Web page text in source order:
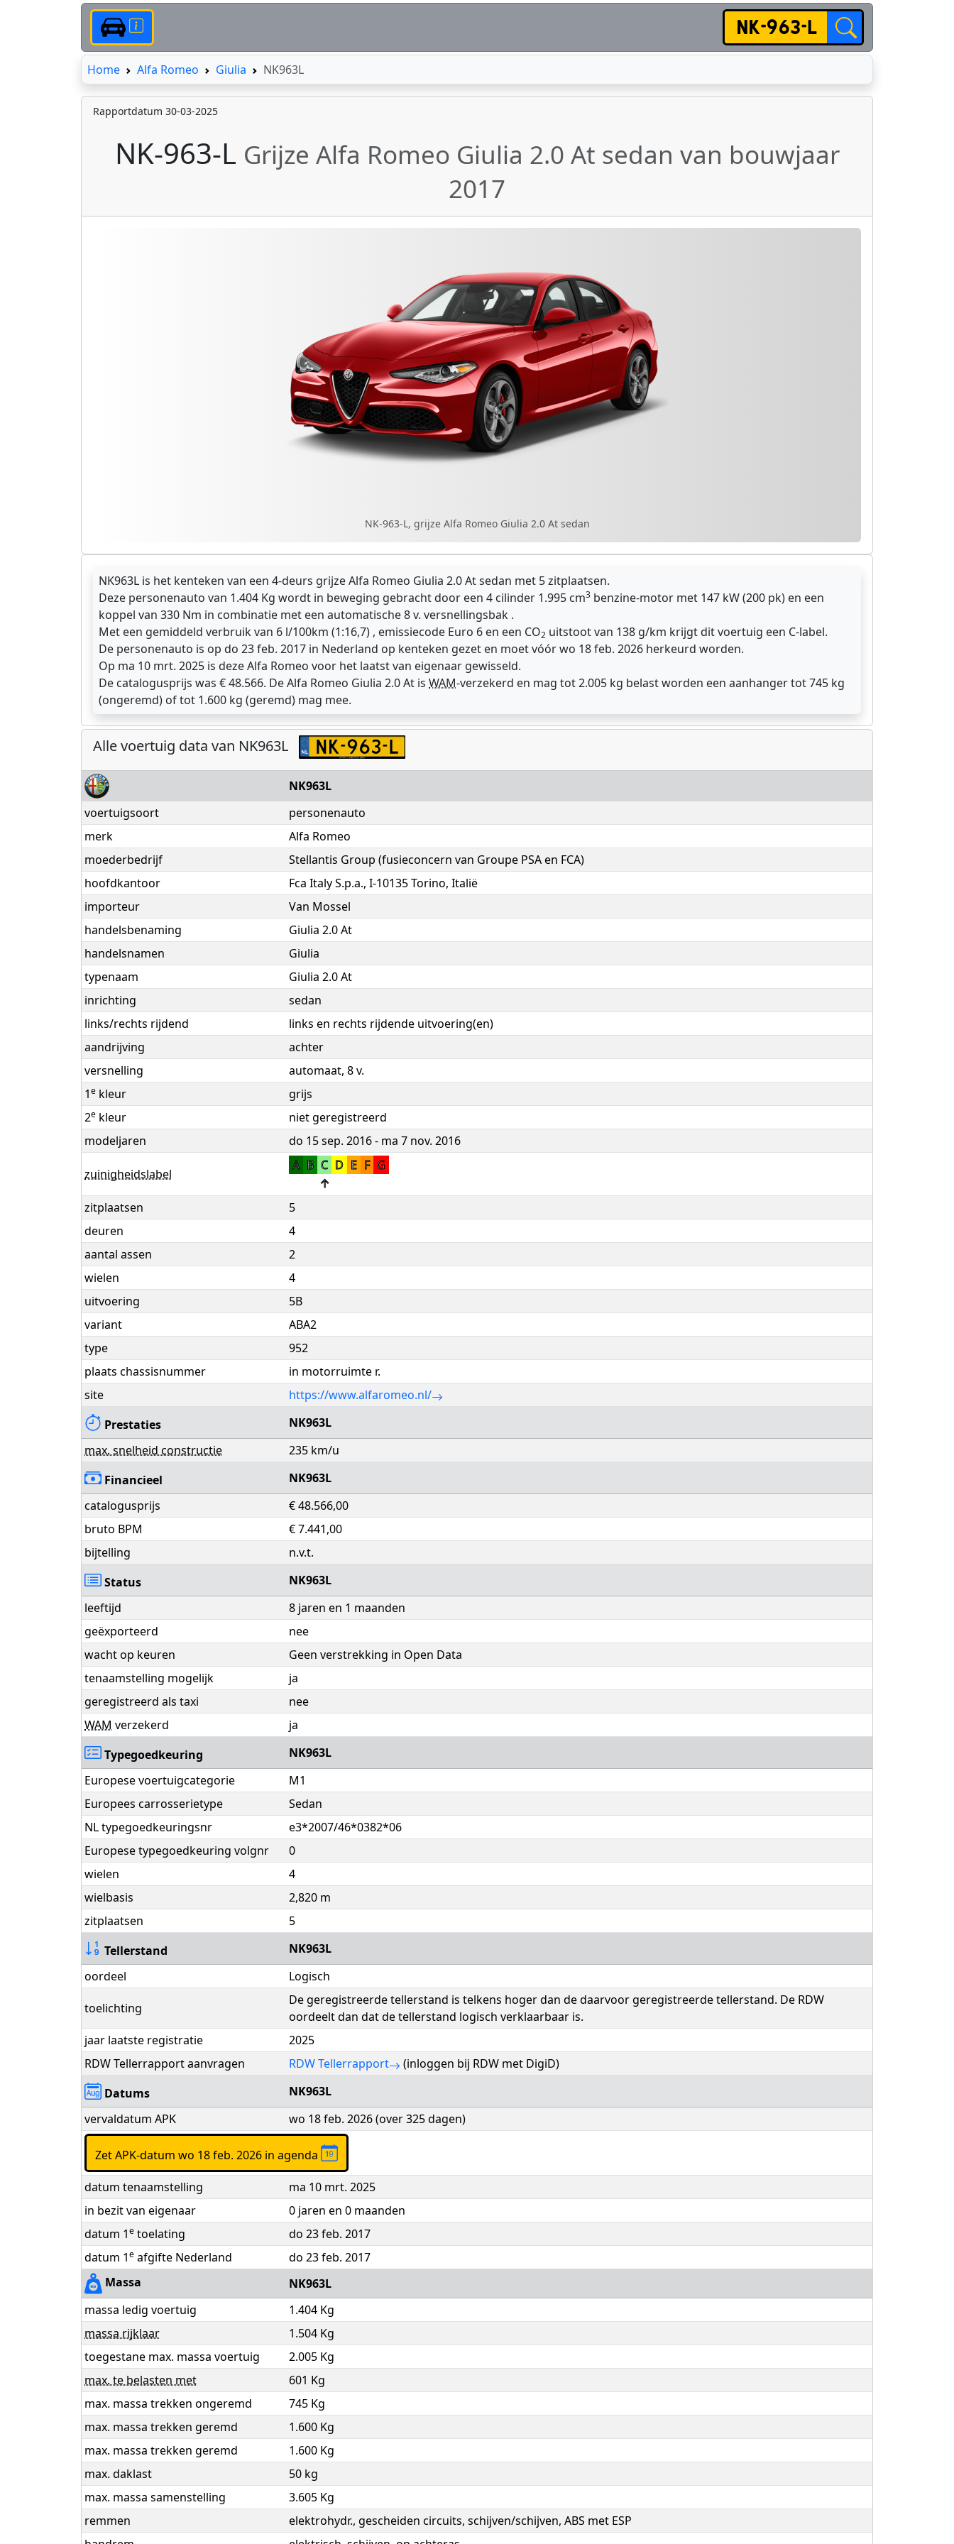
HomeHomeAlfa Romeo Giulia NK963L
Rapportdatum 30-03-2025
NK-963-L Grijze Alfa Romeo Giulia 2.0 At sedan van bouwjaar
2017
NK-963-L, grijze Alfa Romeo Giulia 2.0 At sedan
NK963L is het kenteken van een 4-deurs grijze Alfa Romeo Giulia 2.0 At sedan met 5 zitplaatsen.
Deze personenauto van 1.404 Kg wordt in beweging gebracht door een 4 cilinder 1.995 cm3 benzine-motor met 147 kW (200 pk) en een
koppel van 330 Nm in combinatie met een automatische 8 v. versnellingsbak .
Met een gemiddeld verbruik van 6 l/100km (1:16,7) , emissiecode Euro 6 en een CO2 uitstoot van 138 g/km krijgt dit voertuig een C-label.
De personenauto is op do 23 feb. 2017 in Nederland op kenteken gezet en moet vóór wo 18 feb. 2026 herkeurd worden.
Op ma 10 mrt. 2025 is deze Alfa Romeo voor het laatst van eigenaar gewisseld.
De catalogusprijs was € 48.566. De Alfa Romeo Giulia 2.0 At is WAM-verzekerd en mag tot 2.005 kg belast worden een aanhanger tot 745 kg
(ongeremd) of tot 1.600 kg (geremd) mag mee.
Alle voertuig data van NK963L
NK963L
voertuigsoort
personenauto
merk
Alfa Romeo
moederbedrijf
Stellantis Group (fusieconcern van Groupe PSA en FCA)
hoofdkantoor
Fca Italy S.p.a., I-10135 Torino, Italië
importeur
Van Mossel
handelsbenaming
Giulia 2.0 At
handelsnamen
Giulia
typenaam
Giulia 2.0 At
inrichting
sedan
links/rechts rijdend
links en rechts rijdende uitvoering(en)
aandrijving
achter
versnelling
automaat, 8 v.
1e kleur
grijs
2e kleur
niet geregistreerd
modeljaren
do 15 sep. 2016 - ma 7 nov. 2016
zuinigheidslabel
A B C D E F G
↑
zitplaatsen
5
deuren
4
aantal assen
2
wielen
4
uitvoering
5B
variant
ABA2
type
952
plaats chassisnummer
in motorruimte r.
site
https://www.alfaromeo.nl/
Prestaties
NK963L
max. snelheid constructie
235 km/u
Financieel
NK963L
catalogusprijs
€ 48.566,00
bruto BPM
€ 7.441,00
bijtelling
n.v.t.
Status
NK963L
leeftijd
8 jaren en 1 maanden
geëxporteerd
nee
wacht op keuren
Geen verstrekking in Open Data
tenaamstelling mogelijk
ja
geregistreerd als taxi
nee
WAM verzekerd
ja
Typegoedkeuring
NK963L
Europese voertuigcategorie
M1
Europees carrosserietype
Sedan
NL typegoedkeuringsnr
e3*2007/46*0382*06
Europese typegoedkeuring volgnr
0
wielen
4
wielbasis
2,820 m
zitplaatsen
5
Tellerstand
NK963L
oordeel
Logisch
toelichting
De geregistreerde tellerstand is telkens hoger dan de daarvoor geregistreerde tellerstand. De RDW
oordeelt dan dat de tellerstand logisch verklaarbaar is.
jaar laatste registratie
2025
RDW Tellerrapport aanvragen
RDW Tellerrapport
(inloggen bij RDW met DigiD)
Datums
NK963L
vervaldatum APK
wo 18 feb. 2026 (over 325 dagen)
Zet APK-datum wo 18 feb. 2026 in agenda
datum tenaamstelling
ma 10 mrt. 2025
in bezit van eigenaar
0 jaren en 0 maanden
datum 1e toelating
do 23 feb. 2017
datum 1e afgifte Nederland
do 23 feb. 2017
Massa
NK963L
massa ledig voertuig
1.404 Kg
massa rijklaar
1.504 Kg
toegestane max. massa voertuig
2.005 Kg
max. te belasten met
601 Kg
max. massa trekken ongeremd
745 Kg
max. massa trekken geremd
1.600 Kg
max. massa trekken geremd
1.600 Kg
max. daklast
50 kg
max. massa samenstelling
3.605 Kg
remmen
elektrohydr., gescheiden circuits, schijven/schijven, ABS met ESP